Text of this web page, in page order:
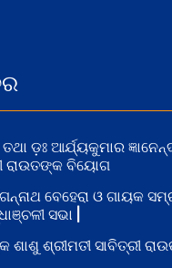
ତଥା ଡ଼ଃ ଆର୍ଯ୍ୟକୁମାର
ରାଉତଙ୍କ ବିୟୋଗ
ବେହେରା ଓ ଗାୟକ
ସଭା |
ଶାଶୁ ଶ୍ରୀମତୀ ସାବିତ୍ରୀ